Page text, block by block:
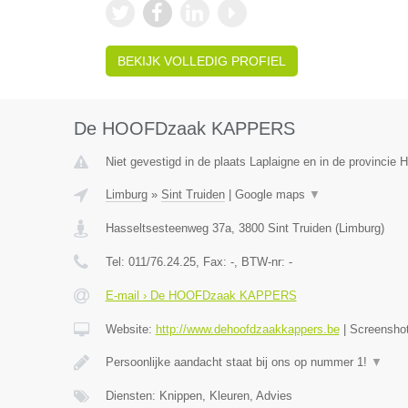
BEKIJK VOLLEDIG PROFIEL
De HOOFDzaak KAPPERS
Niet gevestigd in de plaats Laplaigne en in de provincie
Limburg» Sint Truiden| Google maps ▼
Hasseltsesteenweg 37a, 3800 Sint Truiden(Limburg)
Tel: 011/76.24.25, Fax: -, BTW-nr: -
E-mail › De HOOFDzaak KAPPERS
Website: http://www.dehoofdzaakkappers.be|
Persoonlijke aandacht staat bij ons op nummer 1! ▼
Diensten: Knippen, Kleuren, Advies